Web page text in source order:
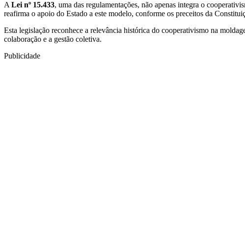
A Lei nº 15.433, uma das regulamentações, não apenas integra o
reafirma o apoio do Estado a este modelo, conforme os preceitos da
Esta legislação reconhece a relevância histórica do cooperativismo na
colaboração e a gestão coletiva.
Publicidade